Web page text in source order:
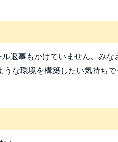
返事もかけていません。みな
な環境を構築したい気持ち